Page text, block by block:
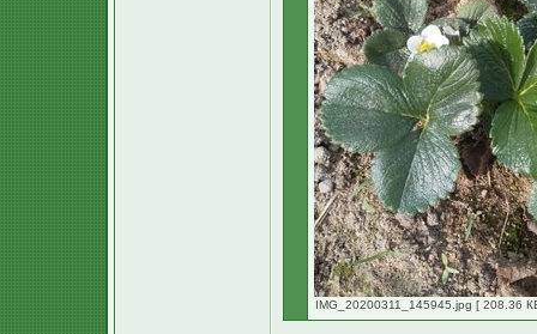
IMG_20200311_145945.jpg [ 208.36